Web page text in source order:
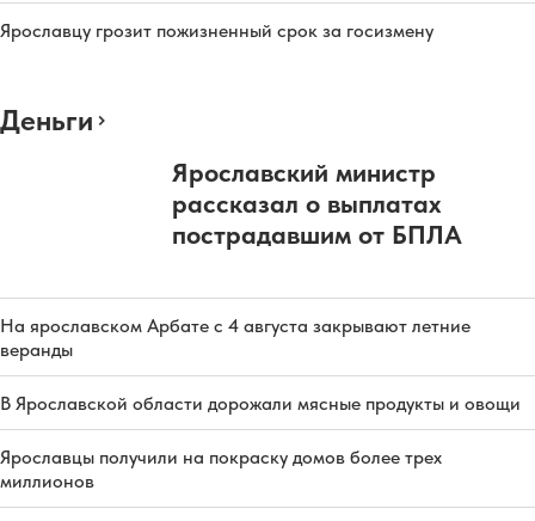
Ярославцу грозит пожизненный срок за госизмену
Деньги
Ярославский министр
рассказал о выплатах
пострадавшим от БПЛА
На ярославском Арбате с 4 августа закрывают летние
веранды
В Ярославской области дорожали мясные продукты и овощи
Ярославцы получили на покраску домов более трех
миллионов